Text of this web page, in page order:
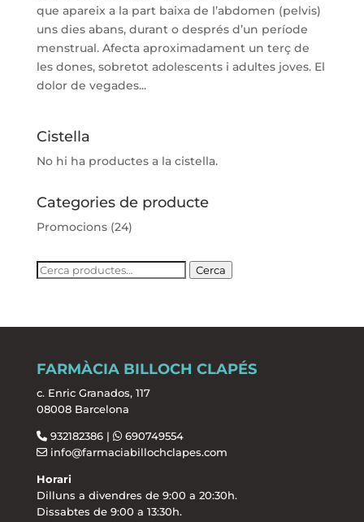
que apareix a la part baixa de l’abdomen (pelvis)
uns dies abans, durant o després d’un període
menstrual. Afecta aproximadament un terç de
les dones, sobretot adolescents i adultes joves. El
dolor de vegades...
Cistella
No hi ha productes a la cistella.
Categories de producte
Promocions (24)
Cerca: Cerca
FARMÀCIA BILLOCH CLAPÉS
c. Enric Granados, 117
08008 Barcelona
932182386 |
690749554
info@farmaciabillochclapes.com
Horari
Dilluns a divendres de 9:00 a 20:30h.
Dissabtes de 9:00 a 13:30h.